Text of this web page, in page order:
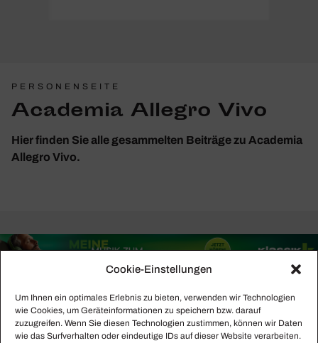
Cookie-Einstellungen
Um Ihnen ein optimales Erlebnis zu bieten, verwenden wir Technologien
wie Cookies, um Geräteinformationen zu speichern bzw. darauf
zuzugreifen. Wenn Sie diesen Technologien zustimmen, können wir Daten
wie das Surfverhalten oder eindeutige IDs auf dieser Website verarbeiten.
PERSONENSEITE
Academia Allegro Vivo
Hier finden Sie alle gesammelten Beiträge zu Academia
Allegro Vivo.